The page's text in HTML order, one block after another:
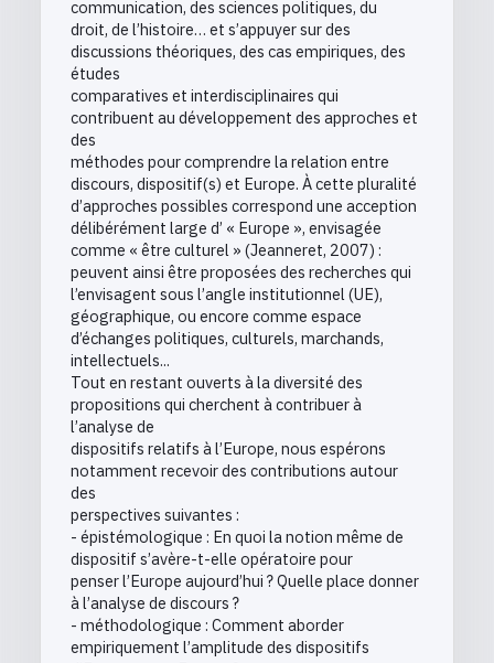
communication, des sciences politiques, du
droit, de l’histoire… et s’appuyer sur des
discussions théoriques, des cas empiriques, des
études
comparatives et interdisciplinaires qui
contribuent au développement des approches et
des
méthodes pour comprendre la relation entre
discours, dispositif(s) et Europe. À cette pluralité
d’approches possibles correspond une acception
délibérément large d’ « Europe », envisagée
comme « être culturel » (Jeanneret, 2007) :
peuvent ainsi être proposées des recherches qui
l’envisagent sous l’angle institutionnel (UE),
géographique, ou encore comme espace
d’échanges politiques, culturels, marchands,
intellectuels...
Tout en restant ouverts à la diversité des
propositions qui cherchent à contribuer à
l’analyse de
dispositifs relatifs à l’Europe, nous espérons
notamment recevoir des contributions autour
des
perspectives suivantes :
- épistémologique : En quoi la notion même de
dispositif s’avère-t-elle opératoire pour
penser l’Europe aujourd’hui ? Quelle place donner
à l’analyse de discours ?
- méthodologique : Comment aborder
empiriquement l’amplitude des dispositifs